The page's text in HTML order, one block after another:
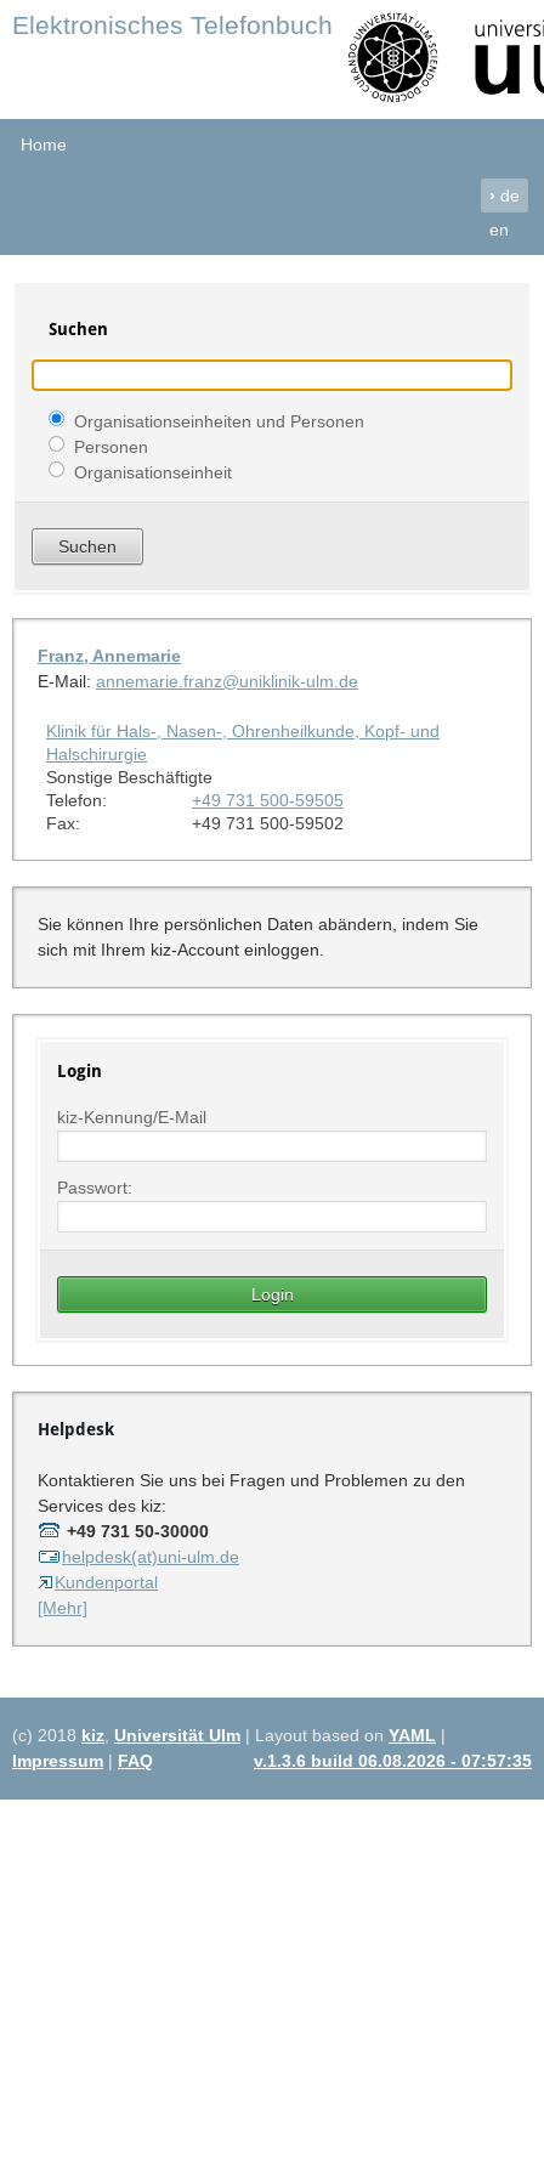
Elektronisches Telefonbuch
Home
› de
en
Suchen
Organisationseinheiten und Personen
Personen
Organisationseinheit
Franz, Annemarie
E-Mail: annemarie.franz@uniklinik-ulm.de
Klinik für Hals-, Nasen-, Ohrenheilkunde, Kopf- und
Halschirurgie
Sonstige Beschäftigte
Telefon:
+49 731 500-59505
Fax:
+49 731 500-59502
Sie können Ihre persönlichen Daten abändern, indem Sie
sich mit Ihrem kiz-Account einloggen.
Login
kiz-Kennung/E-Mail
Passwort:
Helpdesk
Kontaktieren Sie uns bei Fragen und Problemen zu den
Services des kiz:
+49 731 50-30000
helpdesk(at)uni-ulm.de
Kundenportal
[Mehr]
(c) 2018 kiz Universität Ulm | Layout based on YAML |
Impressum | FAQ v.1.3.6 build 06.08.2026 - 07:57:35